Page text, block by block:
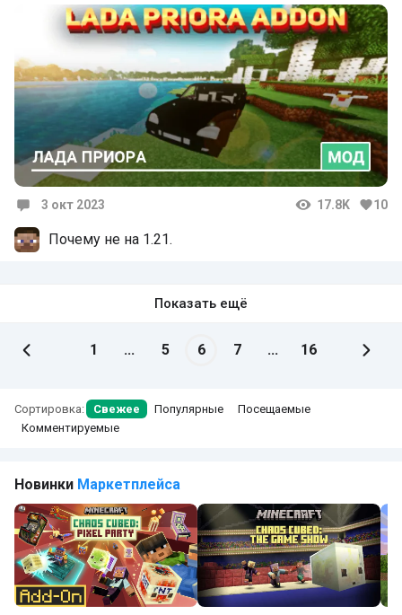
3 окт 2023 17.8K 10
Почему не на 1.21.
Показать ещё
1 ... 5 6 7 ... 16
Сортировка: Свежее Популярные
Посещаемые
Комментируемые
Новинки Маркетплейса